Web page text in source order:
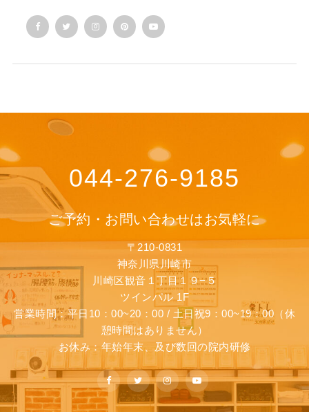
044-276-9185
ご予約・お問い合わせはお気軽に
〒210-0831
神奈川県川崎市
川崎区観音１丁目１９−５
ツインパル 1F
営業時間：平日10：00~20：00 / 土日祝9：00~19：00（休
憩時間はありません）
お休み：年始年末、及び数回の院内研修